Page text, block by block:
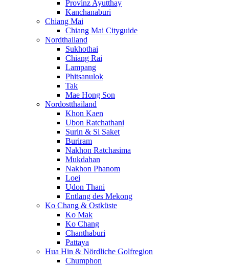
Provinz Ayutthay
Kanchanaburi
Chiang Mai
Chiang Mai Cityguide
Nordthailand
Sukhothai
Chiang Rai
Lampang
Phitsanulok
Tak
Mae Hong Son
Nordostthailand
Khon Kaen
Ubon Ratchathani
Surin & Si Saket
Buriram
Nakhon Ratchasima
Mukdahan
Nakhon Phanom
Loei
Udon Thani
Entlang des Mekong
Ko Chang & Ostküste
Ko Mak
Ko Chang
Chanthaburi
Pattaya
Hua Hin & Nördliche Golfregion
Chumphon